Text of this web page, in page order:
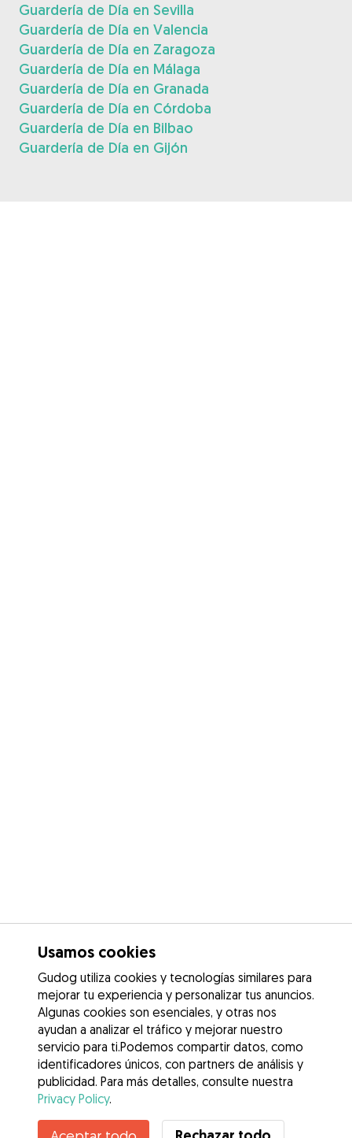
Usamos cookies
Gudog utiliza cookies y tecnologías similares para
mejorar tu experiencia y personalizar tus anuncios.
Algunas cookies son esenciales, y otras nos
ayudan a analizar el tráfico y mejorar nuestro
servicio para ti.Podemos compartir datos, como
identificadores únicos, con partners de análisis y
publicidad. Para más detalles, consulte nuestra
Privacy Policy.
Guardería de Día en Sevilla
Guardería de Día en Valencia
Guardería de Día en Zaragoza
Guardería de Día en Málaga
Guardería de Día en Granada
Guardería de Día en Córdoba
Guardería de Día en Bilbao
Guardería de Día en Gijón